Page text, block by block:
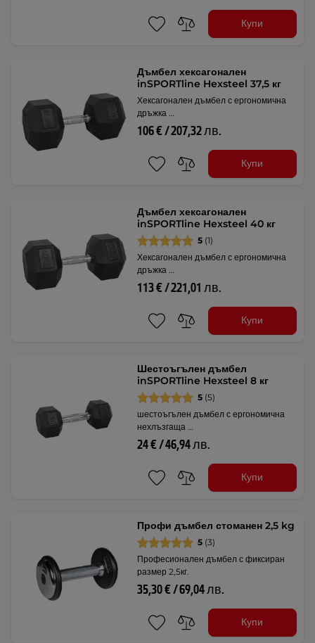
Купи
Дъмбел хексагонален
inSPORTline Hexsteel 37,5 кг
Хексагонален дъмбел с ергономична
дръжка …
106 € / 207,32 лв.
Купи
Дъмбел хексагонален
inSPORTline Hexsteel 40 кг
5 (1)
Хексагонален дъмбел с ергономична
дръжка …
113 € / 221,01 лв.
Купи
Шестоъгълен дъмбел
inSPORTline Hexsteel 8 кг
5 (5)
шестоъгълен дъмбел с ергономична
нехлъзгаща …
24 € / 46,94 лв.
Купи
Профи дъмбел стоманен 2,5 kg
5 (3)
Професионален дъмбел с фиксиран
размер 2,5кг.
35,30 € / 69,04 лв.
Купи